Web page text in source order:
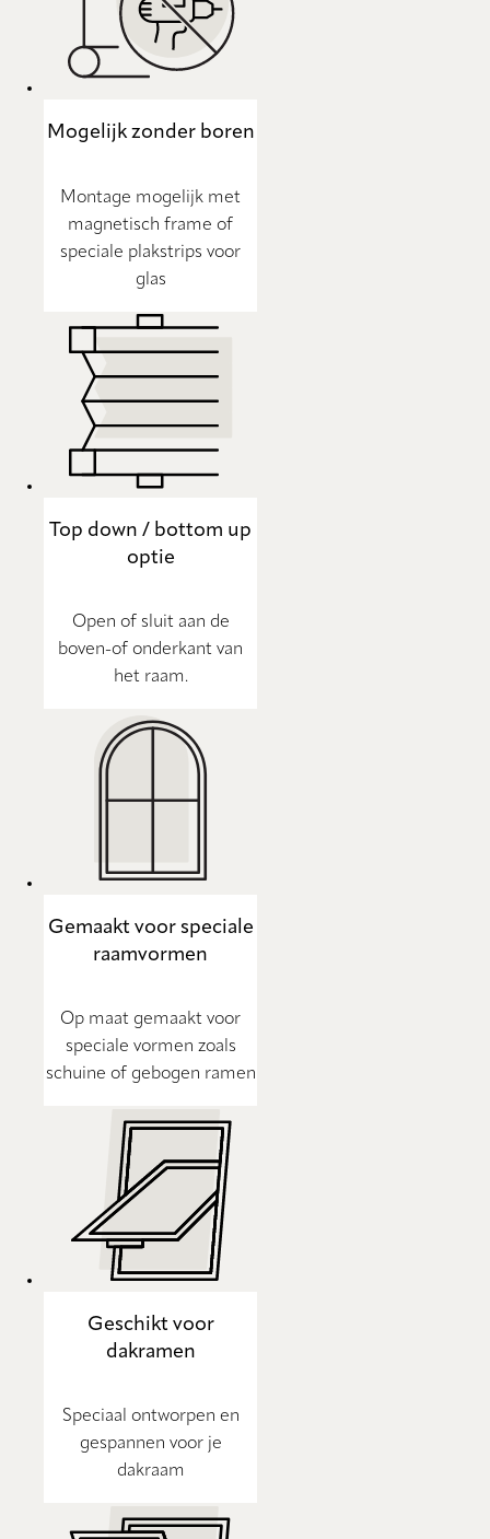
Mogelijk zonder boren
Montage mogelijk met
magnetisch frame of
speciale plakstrips voor
glas
Top down / bottom up
optie
Open of sluit aan de
boven-of onderkant van
het raam.
Gemaakt voor speciale
raamvormen
Op maat gemaakt voor
speciale vormen zoals
schuine of gebogen ramen
Geschikt voor
dakramen
Speciaal ontworpen en
gespannen voor je
dakraam